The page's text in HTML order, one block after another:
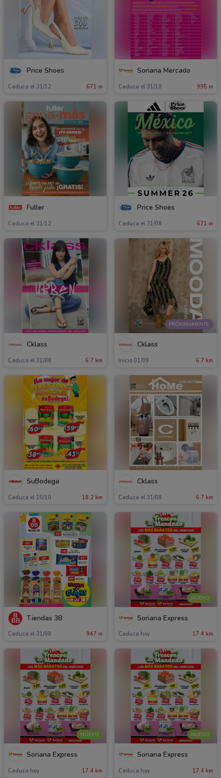
Price Shoes
Caduca el 31/12 671 m
Soriana Mercado
Caduca el 31/10 995 m
Fuller
Caduca el 31/12
Price Shoes
Caduca el 31/08 671 m
Cklass
Caduca el 31/08 6.7 km
PRÓXIMAMENTE
Cklass
Inicio 01/09 6.7 km
SuBodega
Caduca el 15/10 18.2 km
Cklass
Caduca el 31/08 6.7 km
Tiendas 3B
Caduca el 31/08 947 m
NUEVO
Soriana Express
Caduca hoy 17.4 km
NUEVO
Soriana Express
Caduca hoy 17.4 km
NUEVO
Soriana Express
Caduca hoy 17.4 km